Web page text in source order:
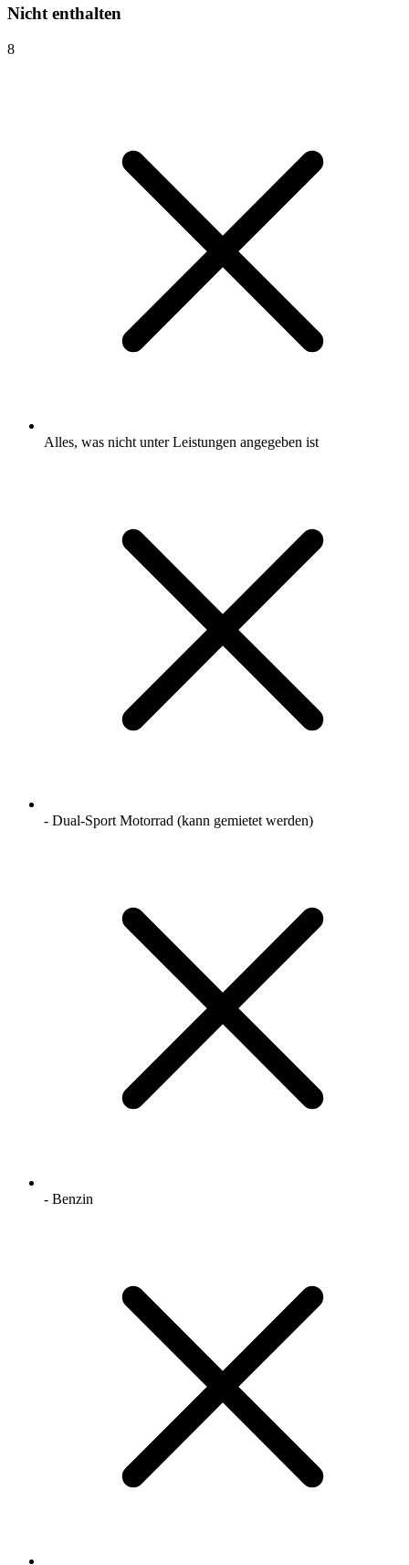
Nicht enthalten
8
Alles, was nicht unter Leistungen angegeben ist
- Dual-Sport Motorrad (kann gemietet werden)
- Benzin